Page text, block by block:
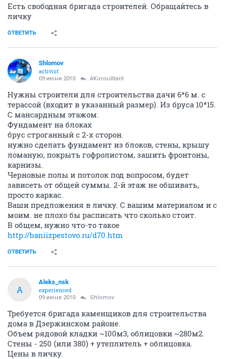
Есть свободная бригада строителей. Обращайтесь в
личку
ОТВЕТИТЬ
Shlomov
activist
09 июня 2010 AKonsulltant
Нужны строители для строительства дачи 6*6 м. с
терассой (входит в указанный размер). Из бруса 10*15.
С мансардным этажом.
Фундамент на блоках
брус строганный с 2-х сторон.
нужно сделать фундамент из блоков, стены, крышу
ломаную, покрыть гофролистом, зашить фронтоны,
карнизы.
Черновые полы и потолок под вопросом, будет
зависеть от общей суммы. 2-й этаж не обшивать,
просто каркас.
Ваши предложения в личку. С вашим материалом и с
моим. не плохо бы расписать что сколько стоит.
В общем, нужно что-то такое
http://baniizpestovo.ru/d70.htm
ОТВЕТИТЬ
A
Aleks_nsk
experienced
09 июня 2010 Shlomov
Требуется бригада каменщиков для строительства
дома в Дзержинском районе.
Объем рядовой кладки ~100м3, облицовки ~280м2.
Стены - 250 (или 380) + утеплитель + облицовка.
Цены в личку.